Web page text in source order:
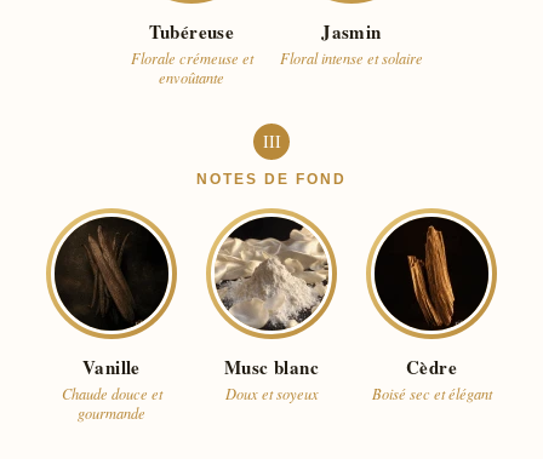
Tubéreuse
Florale crémeuse et
envoûtante
Jasmin
Floral intense et solaire
III
NOTES DE FOND
Vanille
Chaude douce et
gourmande
Musc blanc
Doux et soyeux
Cèdre
Boisé sec et élégant